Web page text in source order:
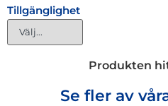
Tillgänglighet
Produkten
Se fler av